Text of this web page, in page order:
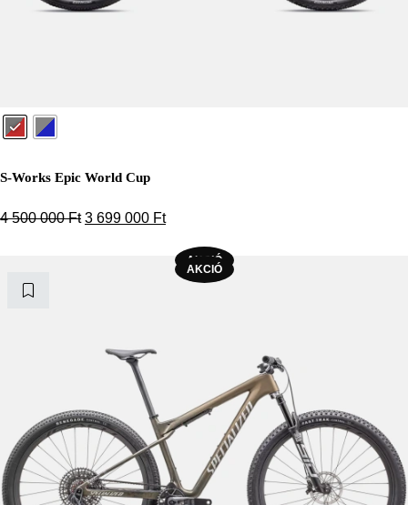
S-Works Epic World Cup
4 500 000Ft Original price was: 4 500 000 Ft.
3 699 000 FtCurrent price is: 3 699 000 Ft.
AKCIÓ
AKCIÓ